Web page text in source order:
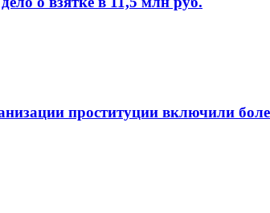
проституции включили